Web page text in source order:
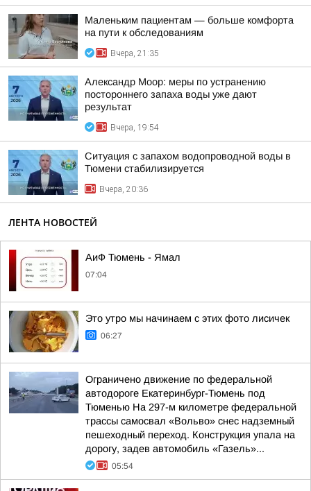
Маленьким пациентам — больше комфорта
на пути к обследованиям
Вчера, 21:35
Александр Моор: меры по устранению
постороннего запаха воды уже дают
результат
Вчера, 19:54
Ситуация с запахом водопроводной воды в
Тюмени стабилизируется
Вчера, 20:36
ЛЕНТА НОВОСТЕЙ
АиФ Тюмень - Ямал
07:04
Это утро мы начинаем с этих фото лисичек
06:27
Ограничено движение по федеральной
автодороге Екатеринбург-Тюмень под
Тюменью На 297-м километре федеральной
трассы самосвал «Вольво» снес надземный
пешеходный переход. Конструкция упала на
дорогу, задев автомобиль «Газель»...
05:54